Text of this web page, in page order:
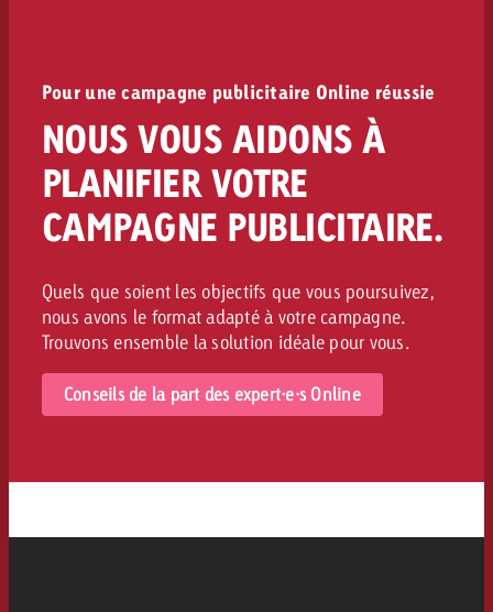
Pour une campagne publicitaire Online réussie
NOUS VOUS AIDONS À
PLANIFIER VOTRE
CAMPAGNE PUBLICITAIRE.
Quels que soient les objectifs que vous poursuivez,
nous avons le format adapté à votre campagne.
Trouvons ensemble la solution idéale pour vous.
Conseils de la part des expert·e·s Online